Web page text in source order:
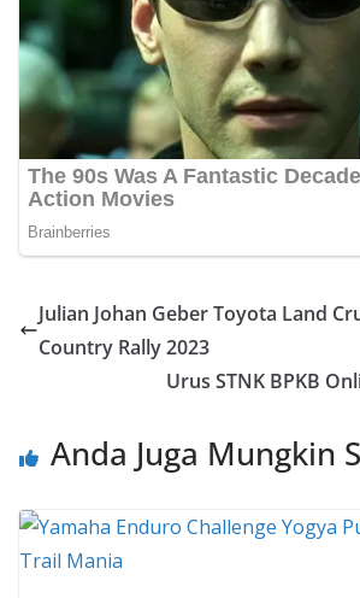
Julian Johan Geber Toyota Land
Country Rally 2023
Urus STNK BPKB
Anda Juga Mungkin